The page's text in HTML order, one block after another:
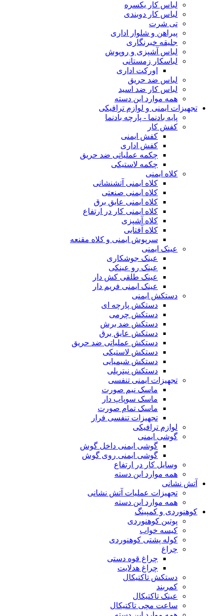
لباس کار یکسره
لباس کار دوبندی
تی شرت
پیراهن و شلوار اداری
جلیقه خبرنگاری
لباس آشپزی و روپوش
لباسکار زمستانی
اورکت اداری
لباس ضد حریق
لباس کار ضد اسید
همه موارد این دسته
تجهیزات ایمنی و لوازم ترافیکی
پایه بادنما - پارچه بادنما
کفش کار
کفش ایمنی
کفش اداری
چکمه عملیاتی ضد حریق
چکمه لاستیکی
کلاه ایمنی
کلاه ایمنی آتشنشانی
کلاه ایمنی صنعتی
کلاه ایمنی عایق برق
کلاه ایمنی کار در ارتفاع
کلاه آشپزی
کلاه آفتابی
سرپوش ایمنی و کلاه مقنعه
عینک ایمنی
عینک جوشکاری
عینک رو عینکی
عینک طلقی کش دار
عینک ایمنی فریم دار
دستکش ایمنی
دستکش پارچه ای
دستکش چرمی
دستکش ضد برش
دستکش عایق برق
دستکش عملیاتی ضد حریق
دستکش لاستیکی
دستکش شیمیایی
دستکش نیتریلی
تجهیزات ایمنی تنفسی
ماسک نیم صورت
ماسک سوپاپ دار
ماسک تمام صورت
تجهیزات تنفسی فرار
لوازم ترافیکی
گوشی ایمنی
گوشی ایمنی داخل گوش
گوشی ایمنی روی گوش
وسایل کار در ارتفاع
همه موارد این دسته
آتش نشانی
تجهیزات عملیات آتش نشانی
همه موارد این دسته
کوهنوردی و کمپینگ
پوتین کوهنوردی
کیسه خواب
کوله پشتی کوهنوردی
چراغ
چراغ قوه دستی
چراغ هدلایت
دستکش تاکتیکال
کمربند
عینک تاکتیکال
ساعت مچی تاکتیکال